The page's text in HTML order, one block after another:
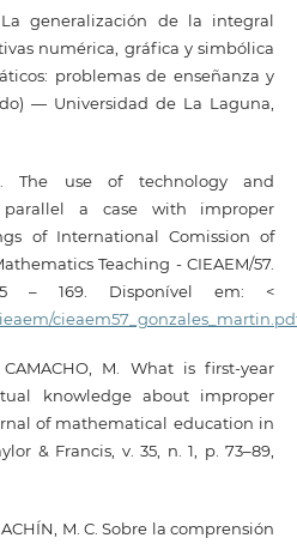
La generalización de la integral
numérica, gráfica y simbólica
problemas de enseñanza y
— Universidad de La Laguna,
S. The use of technology and
a case with improper
of International Comission of
Teaching - CIEAEM/57.
– 169. Disponível em: <
CAMACHO, M. What is first-year
knowledge about improper
of mathematical education in
& Francis, v. 35, n. 1, p. 73–89,
M. C. Sobre la comprensión